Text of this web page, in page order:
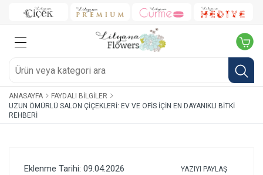
ANASAYFA
FAYDALI BILGILER
UZUN ÖMÜRLÜ SALON ÇIÇEKLERI: EV VE OFIS İÇIN EN DAYANIKLI BITKI
REHBERI
YAZIYI PAYLAŞ
Eklenme Tarihi: 09.04.2026